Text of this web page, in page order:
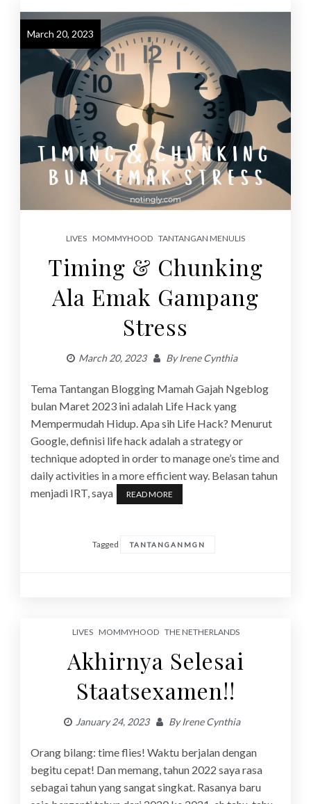
March 20, 2023
LIVES MOMMYHOOD TANTANGAN MENULIS
Timing & Chunking
Ala Emak Gampang
Stress
March 20, 2023 ByIrene Cynthia
Tema Tantangan Blogging Mamah Gajah Ngeblog
bulan Maret 2023 ini adalah Life Hack yang
Mempermudah Hidup. Apa sih Life Hack? Menurut
Google, definisi life hack adalah a strategy or
technique adopted in order to manage one’s time and
daily activities in a more efficient way. Belasan tahun
menjadi IRT, saya
READ MORE
Tagged TANTANGANMGN
LIVES MOMMYHOOD THE NETHERLANDS
Akhirnya Selesai
Staatsexamen!!
January 24, 2023 ByIrene Cynthia
Orang bilang: time flies! Waktu berjalan dengan
begitu cepat! Dan memang, tahun 2022 saya rasa
sebagai tahun yang sangat singkat. Rasanya baru